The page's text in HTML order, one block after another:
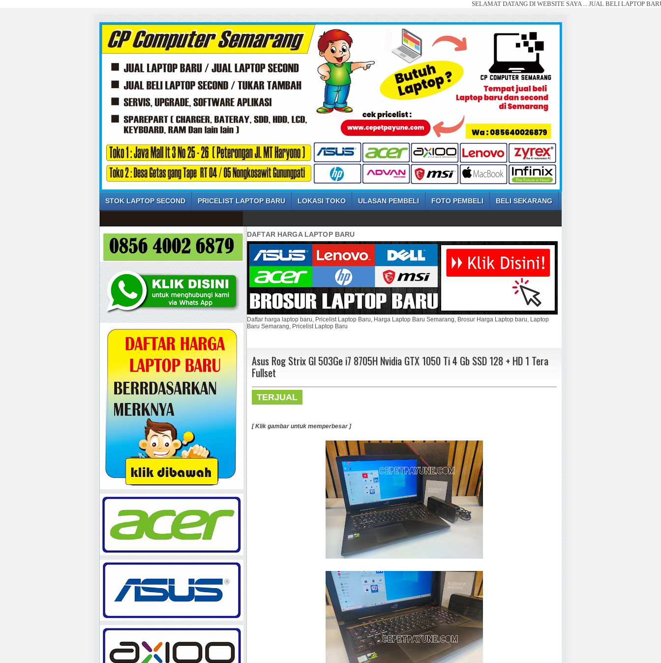
SELAMAT DATANG DI WEBSITE SAYA ... JUAL BELI LAPTOP BARU DAN
STOK LAPTOP SECOND PRICELIST LAPTOP BARU LOKASI TOKO ULASAN PEMBELI FOTO PEMBELI BELI SEKARANG
DAFTAR HARGA LAPTOP BARU
Daftar harga laptop baru, Pricelist Laptop Baru, Harga Laptop Baru Semarang, Brosur Harga Laptop baru, Laptop
Baru Semarang, Pricelist Laptop Baru
Asus Rog Strix Gl 503Ge i7 8705H Nvidia GTX 1050 Ti 4 Gb SSD 128 + HD 1 Tera
Fullset
TERJUAL
[ Klik gambar untuk memperbesar ]